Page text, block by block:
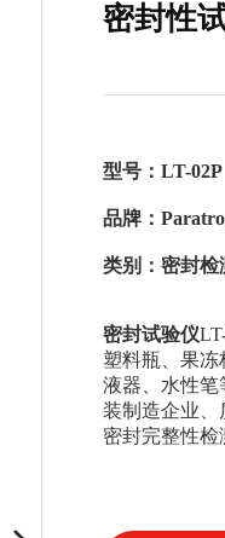
密封性
型号：LT-02P
品牌：
类别：密封检
密封试验仪
塑料瓶、果
液器、水性笔
装制造企业、
密封完整性检